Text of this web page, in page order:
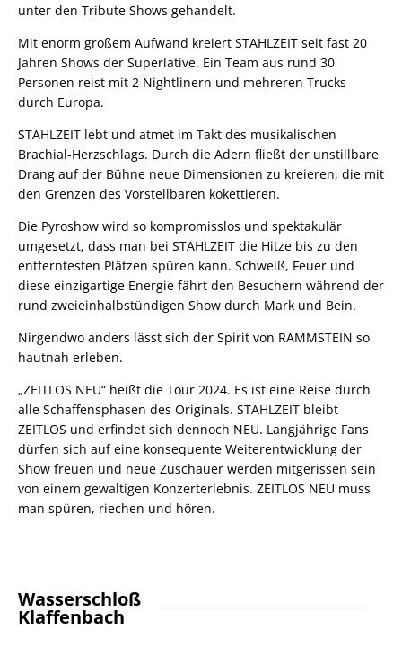
unter den Tribute Shows gehandelt.
Mit enorm großem Aufwand kreiert STAHLZEIT seit fast 20
Jahren Shows der Superlative. Ein Team aus rund 30
Personen reist mit 2 Nightlinern und mehreren Trucks
durch Europa.
STAHLZEIT lebt und atmet im Takt des musikalischen
Brachial-Herzschlags. Durch die Adern fließt der unstillbare
Drang auf der Bühne neue Dimensionen zu kreieren, die mit
den Grenzen des Vorstellbaren kokettieren.
Die Pyroshow wird so kompromisslos und spektakulär
umgesetzt, dass man bei STAHLZEIT die Hitze bis zu den
entferntesten Plätzen spüren kann. Schweiß, Feuer und
diese einzigartige Energie fährt den Besuchern während der
rund zweieinhalbstündigen Show durch Mark und Bein.
Nirgendwo anders lässt sich der Spirit von RAMMSTEIN so
hautnah erleben.
„ZEITLOS NEU“ heißt die Tour 2024. Es ist eine Reise durch
alle Schaffensphasen des Originals. STAHLZEIT bleibt
ZEITLOS und erfindet sich dennoch NEU. Langjährige Fans
dürfen sich auf eine konsequente Weiterentwicklung der
Show freuen und neue Zuschauer werden mitgerissen sein
von einem gewaltigen Konzerterlebnis. ZEITLOS NEU muss
man spüren, riechen und hören.
Wasserschloß
Klaffenbach